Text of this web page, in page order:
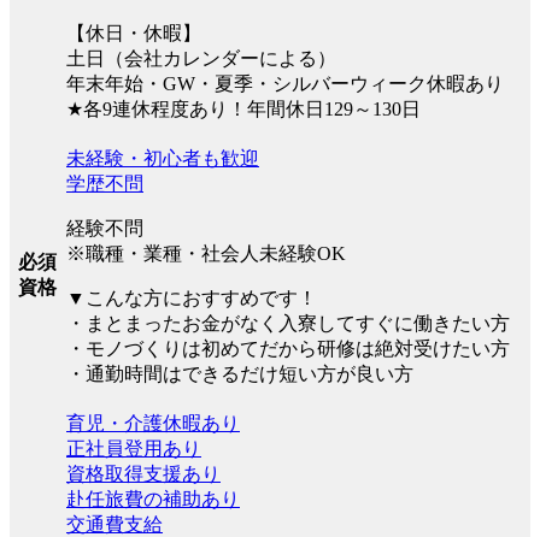
【休日・休暇】
土日（会社カレンダーによる）
年末年始・GW・夏季・シルバーウィーク休暇あり
★各9連休程度あり！年間休日129～130日
必須
資格
未経験・初心者も歓迎
学歴不問
経験不問
※職種・業種・社会人未経験OK
▼こんな方におすすめです！
・まとまったお金がなく入寮してすぐに働きたい方
・モノづくりは初めてだから研修は絶対受けたい方
・通勤時間はできるだけ短い方が良い方
育児・介護休暇あり
正社員登用あり
資格取得支援あり
赴任旅費の補助あり
交通費支給